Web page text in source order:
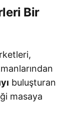
Bir
buluşturan
masaya